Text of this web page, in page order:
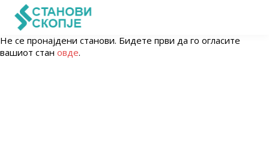
Не се пронајдени станови. Бидете први да го огласите
вашиот стан овде.